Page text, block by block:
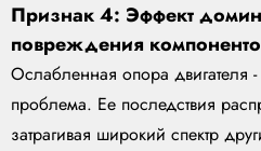
Признак 4: Эффект
повреждения
Ослабленная опора двигателя
проблема. Ее последствия
затрагивая широкий спектр